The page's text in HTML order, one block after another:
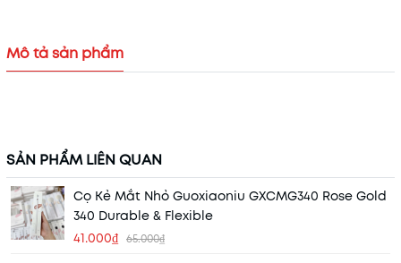
Mô tả sản phẩm
SẢN PHẨM LIÊN QUAN
Cọ Kẻ Mắt Nhỏ Guoxiaoniu GXCMG340 Rose Gold
340 Durable & Flexible
41.000₫ 65.000₫